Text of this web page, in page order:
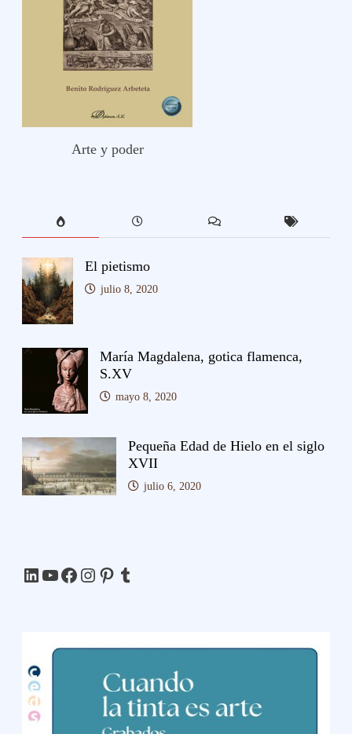
Arte y poder
El pietismo
julio 8, 2020
María Magdalena, gotica flamenca,
S.XV
mayo 8, 2020
Pequeña Edad de Hielo en el siglo
XVII
julio 6, 2020
LinkedIn
YouTube
Facebook
Instagram
Pinterest
Tumblr